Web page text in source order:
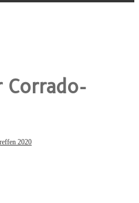
Corrado-
2020